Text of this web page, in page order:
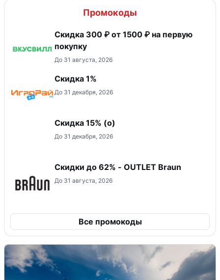
Промокоды
Скидка 300 ₽ от 1500 ₽ на первую
покупку
До 31 августа, 2026
Скидка 1%
До 31 декабря, 2026
Скидка 15% (о)
До 31 декабря, 2026
Скидки до 62% - OUTLET Braun
До 31 августа, 2026
Все промокоды